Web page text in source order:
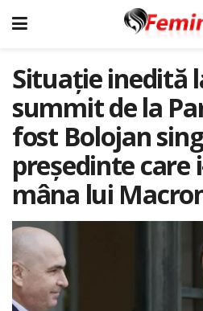
Situație inedită
summit de la
fost Bolojan
președinte care
mâna lui